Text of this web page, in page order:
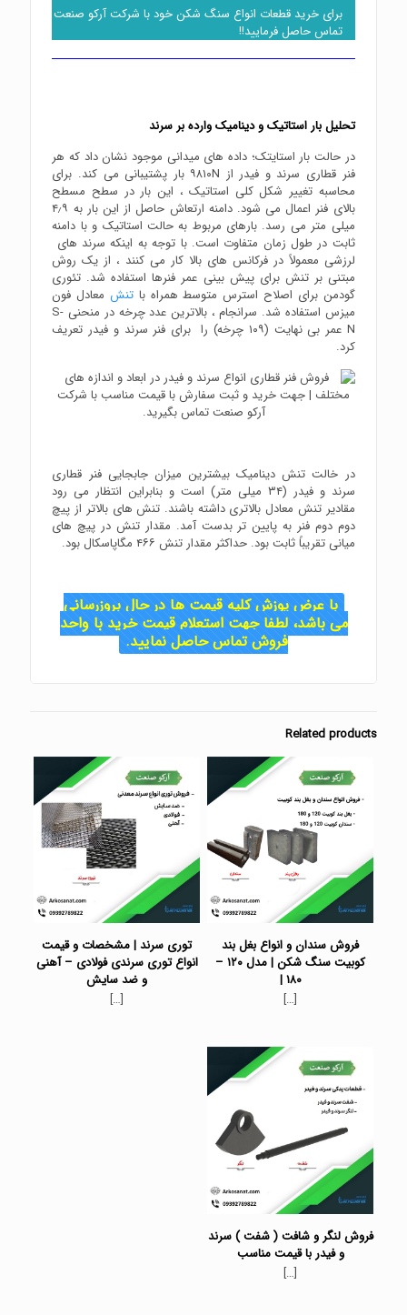
برای خرید قطعات انواع سنگ شکن خود با شرکت آرکو صنعت
تماس حاصل فرمایید!!
تحلیل بار استاتیک و دینامیک وارده بر سرند
در حالت بار استایتک؛ داده های میدانی موجود نشان داد که هر
فنر قطاری سرند و فیدر از ۹۸۱۰N بار پشتیبانی می کند. برای
محاسبه تغییر شکل کلی استاتیک ، این بار در سطح مسطح
بالای فنر اعمال می شود. دامنه ارتعاش حاصل از این بار به ۴٫۹
میلی متر می رسد. بارهای مربوط به حالت استاتیک و با دامنه
ثابت در طول زمان متفاوت است. با توجه به اینکه سرند های
لرزشی معمولاً در فرکانس های بالا کار می کنند ، از یک روش
مبتنی بر تنش برای پیش بینی عمر فنرها استفاده شد. تئوری
گودمن برای اصلاح استرس متوسط همراه با تنشمعادل فون
میزس استفاده شد. سرانجام ، بالاترین عدد چرخه در منحنی S-
N عمر بی نهایت (۱۰۹ چرخه) را برای فنر سرند و فیدر تعریف
کرد.
در خالت تنش دینامیک بیشترین میزان جابجایی فنر قطاری
سرند و فیدر (۳۴ میلی متر) است و بنابراین انتظار می رود
مقادیر تنش معادل بالاتری داشته باشند. تنش های بالاتر از پیچ
دوم دوم فنر به پایین تر بدست آمد. مقدار تنش در پیچ های
میانی تقریباً ثابت بود. حداکثر مقدار تنش ۴۶۶ مگاپاسکال بود.
با عرض پوزش کلیه قیمت ها در حال بروزرسانی
می باشد، لطفا جهت استعلام قیمت خرید با واحد
فروش تماس حاصل نمایید.
Related products
فروش سندان و انواع بغل بند
کوبیت سنگ شکن | مدل ۱۲۰ –
۱۸۰ |
[…]
توری سرند | مشخصات و قیمت
انواع توری سرندی فولادی – آهنی
و ضد سایش
[…]
فروش لنگر و شافت ( شفت ) سرند
و فیدر با قیمت مناسب
[…]